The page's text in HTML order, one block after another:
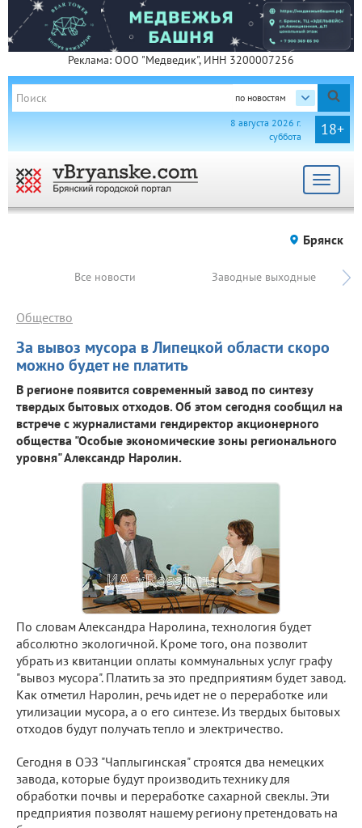
Реклама: ООО "Медведик", ИНН 3200007256
по новостям
18+
8 августа 2026 г.
суббота
Toggle
Брянск
Все новости Заводные выходные
За вывоз мусора в Липецкой области скоро
можно будет не платить
Общество
В регионе появится современный завод по синтезу
твердых бытовых отходов. Об этом сегодня сообщил на
встрече с журналистами гендиректор акционерного
общества "Особые экономические зоны регионального
уровня" Александр Наролин.
По словам Александра Наролина, технология будет
абсолютно экологичной. Кроме того, она позволит
убрать из квитанции оплаты коммунальных услуг графу
"вывоз мусора". Платить за это предприятиям будет завод.
Как отметил Наролин, речь идет не о переработке или
утилизации мусора, а о его синтезе. Из твердых бытовых
отходов будут получать тепло и электричество.
Сегодня в ОЭЗ "Чаплыгинская" строятся два немецких
завода, которые будут производить технику для
обработки почвы и переработке сахарной свеклы. Эти
предприятия позволят нашему региону претендовать на